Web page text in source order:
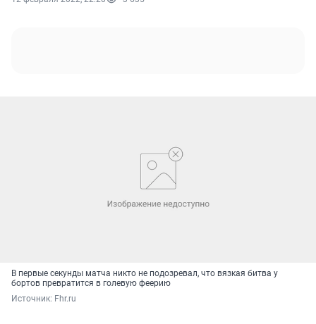
В первые секунды матча никто не подозревал, что вязкая битва у
бортов превратится в голевую феерию
Источник: Fhr.ru